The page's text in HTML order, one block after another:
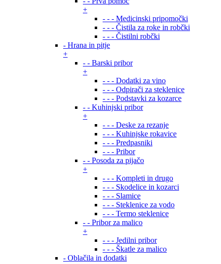
+
- - - Medicinski pripomočki
- - - Čistila za roke in robčki
- - - Čistilni robčki
- Hrana in pitje
+
- - Barski pribor
+
- - - Dodatki za vino
- - - Odpirači za steklenice
- - - Podstavki za kozarce
- - Kuhinjski pribor
+
- - - Deske za rezanje
- - - Kuhinjske rokavice
- - - Predpasniki
- - - Pribor
- - Posoda za pijačo
+
- - - Kompleti in drugo
- - - Skodelice in kozarci
- - - Slamice
- - - Steklenice za vodo
- - - Termo steklenice
- - Pribor za malico
+
- - - Jedilni pribor
- - - Škatle za malico
- Oblačila in dodatki